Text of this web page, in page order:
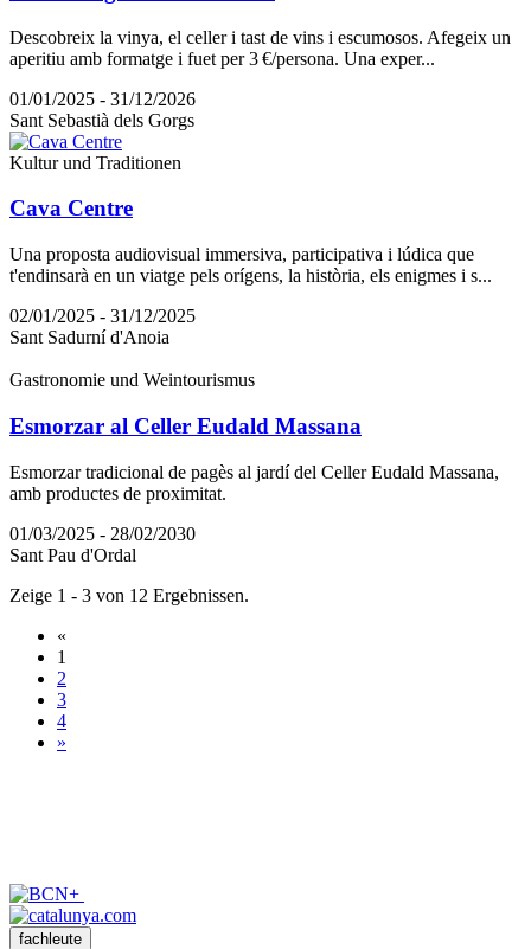
Descobreix la vinya, el celler i tast de vins i escumosos. Afegeix un
aperitiu amb formatge i fuet per 3 €/persona. Una exper...
01/01/2025 - 31/12/2026
Sant Sebastià dels Gorgs
Kultur und Traditionen
Cava Centre
Una proposta audiovisual immersiva, participativa i lúdica que
t'endinsarà en un viatge pels orígens, la història, els enigmes i s...
02/01/2025 - 31/12/2025
Sant Sadurní d'Anoia
Gastronomie und Weintourismus
Esmorzar al Celler Eudald Massana
Esmorzar tradicional de pagès al jardí del Celler Eudald Massana,
amb productes de proximitat.
01/03/2025 - 28/02/2030
Sant Pau d'Ordal
Zeige 1 - 3 von 12 Ergebnissen.
«
1
2
3
4
»
fachleute